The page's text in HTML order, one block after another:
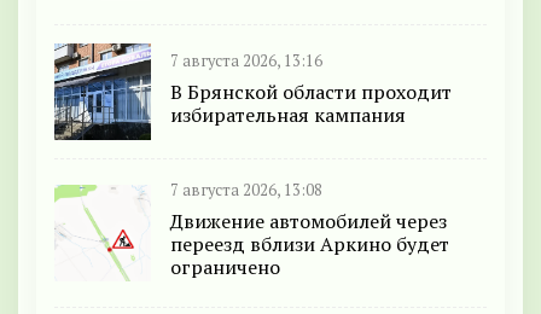
7 августа 2026, 13:16
В Брянской области проходит
избирательная кампания
7 августа 2026, 13:08
Движение автомобилей через
переезд вблизи Аркино будет
ограничено